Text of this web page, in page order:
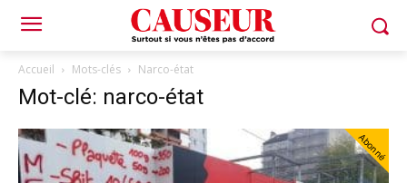
Accueil Mots-clés Narco-état
Mot-clé: narco-état
Abonné